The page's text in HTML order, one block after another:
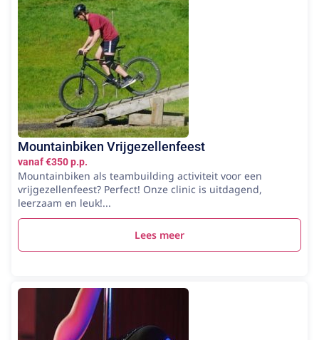
Mountainbiken Vrijgezellenfeest
vanaf €350 p.p.
Mountainbiken als teambuilding activiteit voor een
vrijgezellenfeest? Perfect! Onze clinic is uitdagend,
leerzaam en leuk!...
Lees meer